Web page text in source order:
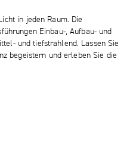
in jeden Raum. Die
Einbau-, Aufbau- und
und tiefstrahlend. Lassen Sie
begeistern und erleben Sie die